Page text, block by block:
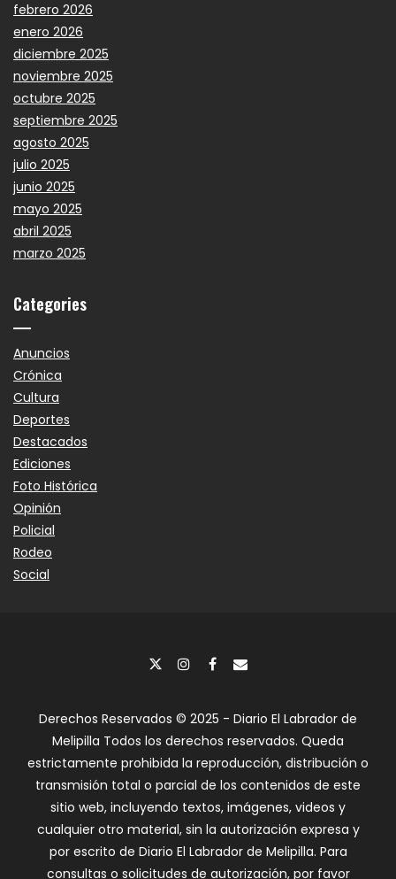
febrero 2026
enero 2026
diciembre 2025
noviembre 2025
octubre 2025
septiembre 2025
agosto 2025
julio 2025
junio 2025
mayo 2025
abril 2025
marzo 2025
Categories
Anuncios
Crónica
Cultura
Deportes
Destacados
Ediciones
Foto Histórica
Opinión
Policial
Rodeo
Social
Derechos Reservados © 2025 - Diario El Labrador de
Melipilla Todos los derechos reservados. Queda
estrictamente prohibida la reproducción, distribución o
transmisión total o parcial de los contenidos de este
sitio web, incluyendo textos, imágenes, videos y
cualquier otro material, sin la autorización expresa y
por escrito de Diario El Labrador de Melipilla. Para
consultas o solicitudes de autorización, por favor